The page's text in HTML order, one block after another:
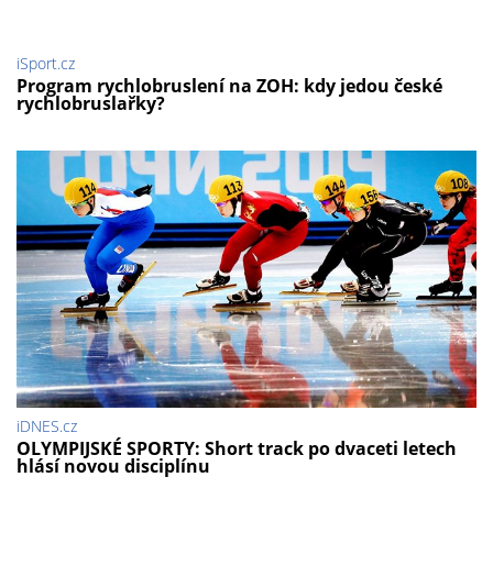
iSport.cz
Program rychlobruslení na ZOH: kdy jedou české
rychlobruslařky?
iDNES.cz
OLYMPIJSKÉ SPORTY: Short track po dvaceti letech
hlásí novou disciplínu